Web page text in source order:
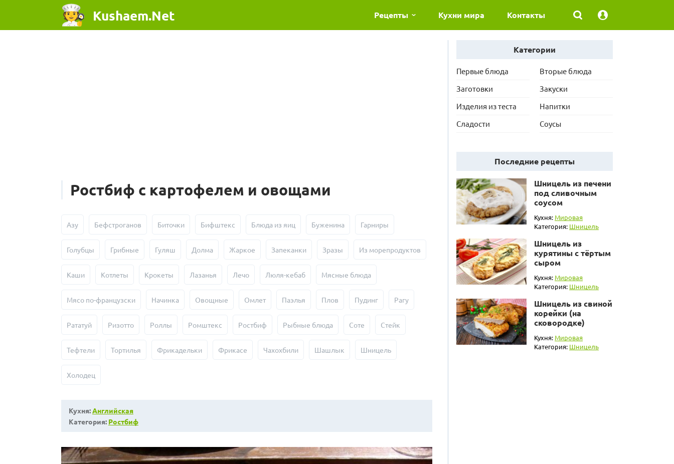
Kushaem.Net Рецепты Кухни мира Контакты
Ростбиф с картофелем и овощами
Азу Бефстроганов Биточки Бифштекс Блюда из яиц Буженина Гарниры
Голубцы Грибные Гуляш Долма Жаркое Запеканки Зразы Из морепродуктов
Каши Котлеты Крокеты Лазанья Лечо Люля-кебаб Мясные блюда
Мясо по-французски Начинка Овощные Омлет Паэлья Плов Пудинг Рагу
Рататуй Ризотто Роллы Ромштекс Ростбиф Рыбные блюда Соте Стейк
Тефтели Тортилья Фрикадельки Фрикасе Чахохбили Шашлык Шницель
Холодец
Кухня:Английская
Категория: Ростбиф
Категории
Первые блюда
Вторые блюда
Заготовки
Закуски
Изделия из теста
Напитки
Сладости
Соусы
Последние рецепты
Шницель из печени
под сливочным
соусом
Кухня: Мировая
Категория: Шницель
Шницель из
курятины с тёртым
сыром
Кухня: Мировая
Категория: Шницель
Шницель из свиной
корейки (на
сковородке)
Кухня: Мировая
Категория: Шницель